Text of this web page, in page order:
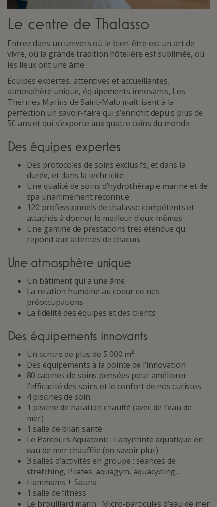
Le centre de Thalasso
Entrez dans un univers où le bien-être est un art de
vivre, où la grande tradition hôtelière est sublimée, où
les lieux ont une âme.
Équipes expertes, attentives et accueillantes,
atmosphère unique, équipements innovants, Les
Thermes Marins de Saint-Malo maîtrisent à la
perfection un savoir-faire qui s’enrichit depuis plus de
50 ans et qui s’exporte aux quatre coins du monde.
Des équipes expertes
Des protocoles de soins exclusifs, et dans la
durée, et dans la technicité
Une qualité de soins d’hydrothérapie marine et de
spa unanimement reconnue
120 professionnels de thalasso compétents et
attachés à donner le meilleur d’eux-mêmes
Une gamme de prestations très étendue qui
répond aux attentes de chacun.
Une atmosphère unique
Un bâtiment qui a une âme
La relation humaine au coeur de nos
préoccupations
La fidélité des équipes et des clients
Des équipements innovants
Un centre de plus de 5 000 m²
Des équipements à la pointe de l’innovation
80 cabines de soins pensées pour améliorer
l’efficacité des soins et le confort de nos curistes
4 piscines de soin
1 piscine de natation chauffé (avec de l'eau de
mer)
1 salle de bilan santé
Le Parcours Aquatonic : Labyrhinte aquatique en
eau de mer chauffée (en savoir plus)
3 salles d’activités en groupe : séances de
stretching, Pilates, aquagym, aquacycling...
Hammams + Sauna
1 salle de fitness
Le brouillard marin : Micro-particules d’eau de mer